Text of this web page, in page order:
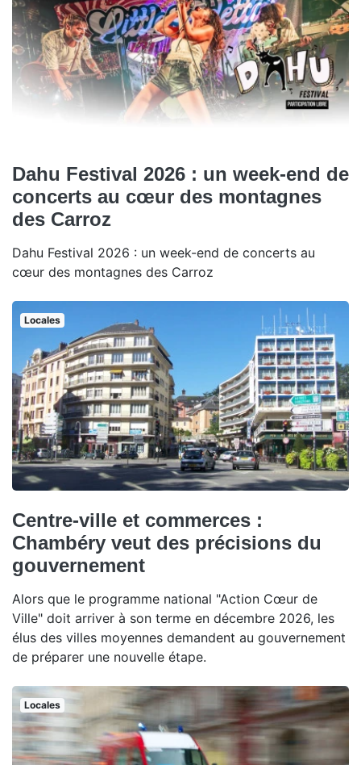
Dahu Festival 2026 : un week-end de
concerts au cœur des montagnes
des Carroz
Dahu Festival 2026 : un week-end de concerts au
cœur des montagnes des Carroz
Locales
Centre-ville et commerces :
Chambéry veut des précisions du
gouvernement
Alors que le programme national "Action Cœur de
Ville" doit arriver à son terme en décembre 2026, les
élus des villes moyennes demandent au gouvernement
de préparer une nouvelle étape.
Locales